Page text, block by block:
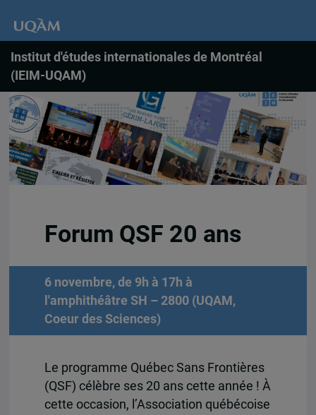
Institut d'études internationales de Montréal
(IEIM-UQAM)
Forum QSF 20 ans
6 novembre, de 9h à 17h à
l'amphithéâtre SH – 2800 (UQAM,
Coeur des Sciences)
Le programme Québec Sans Frontières
(QSF) célèbre ses 20 ans cette année ! À
cette occasion, l’Association québécoise